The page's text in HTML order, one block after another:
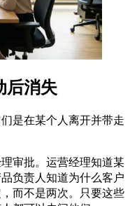
后消失
是在某个人离开并带走
审批。运营经理知道某
负责人知道为什么客户
而不是两次。只要这些